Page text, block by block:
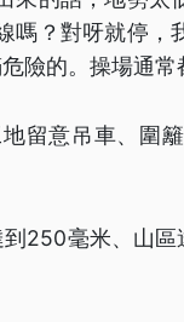
嗎？對呀就停，
險的。操場通常
留意吊車、圍
250毫米、山